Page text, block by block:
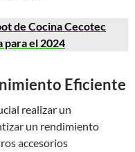
de Cocina Cecotec
para el 2024
Eficiente
realizar un
un rendimiento
accesorios